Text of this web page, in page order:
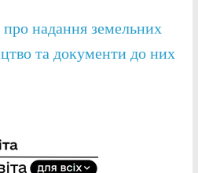
про надання земельних
та документи до них